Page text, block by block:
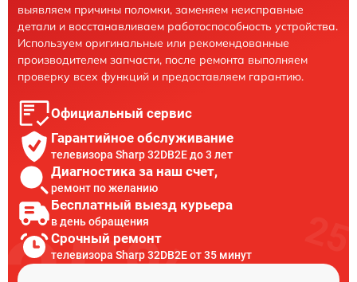
выявляем причины поломки, заменяем неисправные
детали и восстанавливаем работоспособность устройства.
Используем оригинальные или рекомендованные
производителем запчасти, после ремонта выполняем
проверку всех функций и предоставляем гарантию.
Официальный сервис
Гарантийное обслуживание
телевизора Sharp 32DB2E до 3 лет
Диагностика за наш счет,
ремонт по желанию
Бесплатный выезд курьера
в день обращения
Срочный ремонт
телевизора Sharp 32DB2E от 35 минут